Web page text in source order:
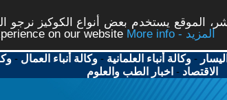
الموقع يستخدم بعض أنواع الكوكيز نرجو
on our website
More info - المزيد
-وكالة أنباء العلمانية -وكالة أنباء العمال -
الاقتصاد - اخبار الطب والعلوم